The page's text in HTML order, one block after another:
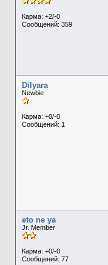
Карма: +2/-0
Сообщений: 359
Dilyara
Newbie
Карма: +0/-0
Сообщений: 1
eto ne ya
Jr. Member
Карма: +0/-0
Сообщений: 77